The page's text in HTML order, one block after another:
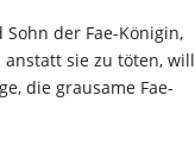
der Fae-Königin,
sie zu töten, will
die grausame Fae-